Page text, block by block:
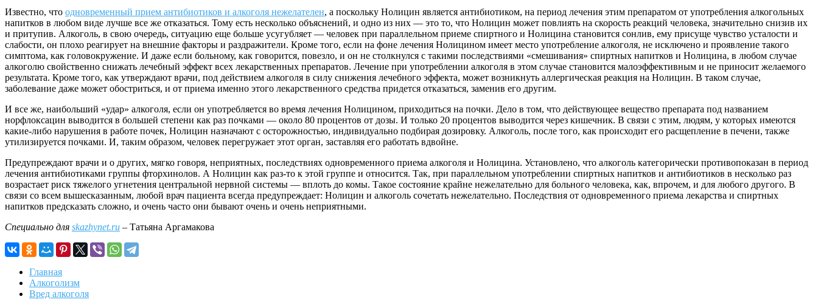
Известно, что одновременный прием антибиотиков и алкоголя нежелателен, а поскольку Нолицин является антибиотиком, на период лечения этим препаратом от употребления алкогольных
напитков в любом виде лучше все же отказаться. Тому есть несколько объяснений, и одно из них — это то, что Нолицин может повлиять на скорость реакций человека, значительно снизив их
и притупив. Алкоголь, в свою очередь, ситуацию еще больше усугубляет — человек при параллельном приеме спиртного и Нолицина становится сонлив, ему присуще чувство усталости и
слабости, он плохо реагирует на внешние факторы и раздражители. Кроме того, если на фоне лечения Нолицином имеет место употребление алкоголя, не исключено и проявление такого
симптома, как головокружение. И даже если больному, как говорится, повезло, и он не столкнулся с такими последствиями «смешивания» спиртных напитков и Нолицина, в любом случае
алкоголю свойственно снижать лечебный эффект всех лекарственных препаратов. Лечение при употреблении алкоголя в этом случае становится малоэффективным и не приносит желаемого
результата. Кроме того, как утверждают врачи, под действием алкоголя в силу снижения лечебного эффекта, может возникнуть аллергическая реакция на Нолицин. В таком случае,
заболевание даже может обостриться, и от приема именно этого лекарственного средства придется отказаться, заменив его другим.
И все же, наибольший «удар» алкоголя, если он употребляется во время лечения Нолицином, приходиться на почки. Дело в том, что действующее вещество препарата под названием
норфлоксацин выводится в большей степени как раз почками — около 80 процентов от дозы. И только 20 процентов выводится через кишечник. В связи с этим, людям, у которых имеются
какие-либо нарушения в работе почек, Нолицин назначают с осторожностью, индивидуально подбирая дозировку. Алкоголь, после того, как происходит его расщепление в печени, также
утилизируется почками. И, таким образом, человек перегружает этот орган, заставляя его работать вдвойне.
Предупреждают врачи и о других, мягко говоря, неприятных, последствиях одновременного приема алкоголя и Нолицина. Установлено, что алкоголь категорически противопоказан в период
лечения антибиотиками группы фторхинолов. А Нолицин как раз-то к этой группе и относится. Так, при параллельном употреблении спиртных напитков и антибиотиков в несколько раз
возрастает риск тяжелого угнетения центральной нервной системы — вплоть до комы. Такое состояние крайне нежелательно для больного человека, как, впрочем, и для любого другого. В
связи со всем вышесказанным, любой врач пациента всегда предупреждает: Нолицин и алкоголь сочетать нежелательно. Последствия от одновременного приема лекарства и спиртных
напитков предсказать сложно, и очень часто они бывают очень и очень неприятными.
Специально для skazhynet.ru – Татьяна Аргамакова
Главная
Алкоголизм
Вред алкоголя